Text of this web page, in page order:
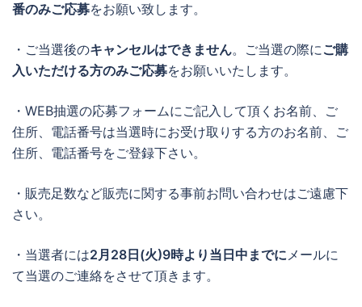
番のみご応募をお願い致します。
・ご当選後のキャンセルはできません。ご当選の際にご購
入いただける方のみご応募をお願いいたします。
・WEB抽選の応募フォームにご記入して頂くお名前、ご
住所、電話番号は当選時にお受け取りする方のお名前、ご
住所、電話番号をご登録下さい。
・販売足数など販売に関する事前お問い合わせはご遠慮下
さい。
・当選者には2月28日(火)9時より当日中までにメールに
て当選のご連絡をさせて頂きます。